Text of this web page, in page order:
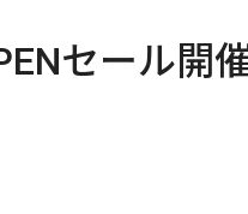
セール開